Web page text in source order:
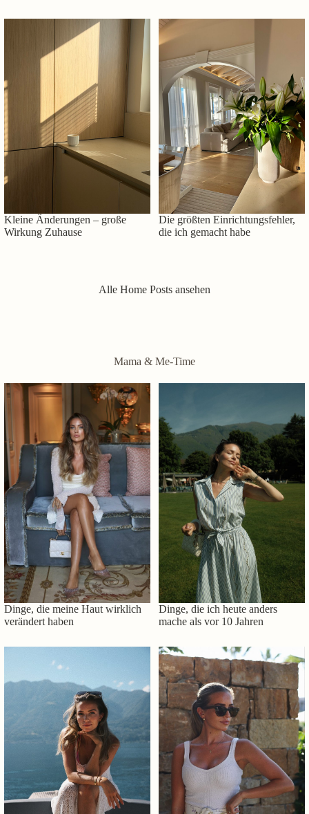
Kleine Änderungen – große
Wirkung Zuhause
Die größten Einrichtungsfehler,
die ich gemacht habe
Alle Home Posts ansehen
Mama & Me-Time
Dinge, die meine Haut wirklich
verändert haben
Dinge, die ich heute anders
mache als vor 10 Jahren